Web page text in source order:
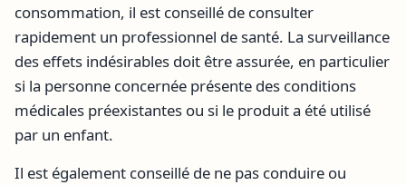
consommation, il est conseillé de consulter
rapidement un professionnel de santé. La surveillance
des effets indésirables doit être assurée, en particulier
si la personne concernée présente des conditions
médicales préexistantes ou si le produit a été utilisé
par un enfant.
Il est également conseillé de ne pas conduire ou